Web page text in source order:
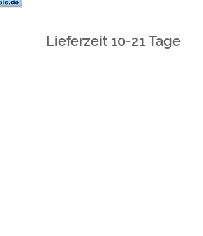
Lieferzeit 10-21 Tage